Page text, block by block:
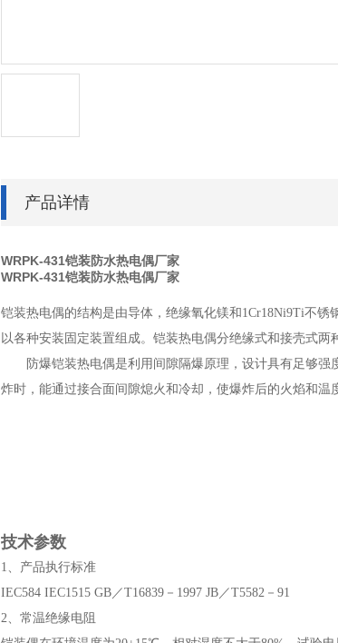
产品详情
WRPK-431铠装防水热电偶厂家
WRPK-431铠装防水热电偶厂家
铠装热电偶的结构是由导体，绝缘氧化镁和1Cr18Ni9Ti不
以各种安装固定装置组成。铠装热电偶分绝缘式和接壳式两
防爆铠装热电偶是利用间隙隔爆原理，设计具有足够强
炸时，能通过接合面间隙熄火和冷却，使爆炸后的火焰和温
技术参数
1、产品执行标准
IEC584 IEC1515 GB／T16839－1997 JB／T5582－91
2、常温绝缘电阻